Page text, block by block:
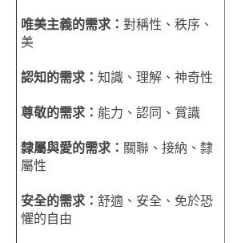
唯美主義的需求： 對稱性、秩序、
美
認知的需求： 知識、理解、神奇性
尊敬的需求： 能力、認同、賞識
隸屬與愛的需求： 關聯、接納、隸
屬性
安全的需求： 舒適、安全、免於恐
懼的自由